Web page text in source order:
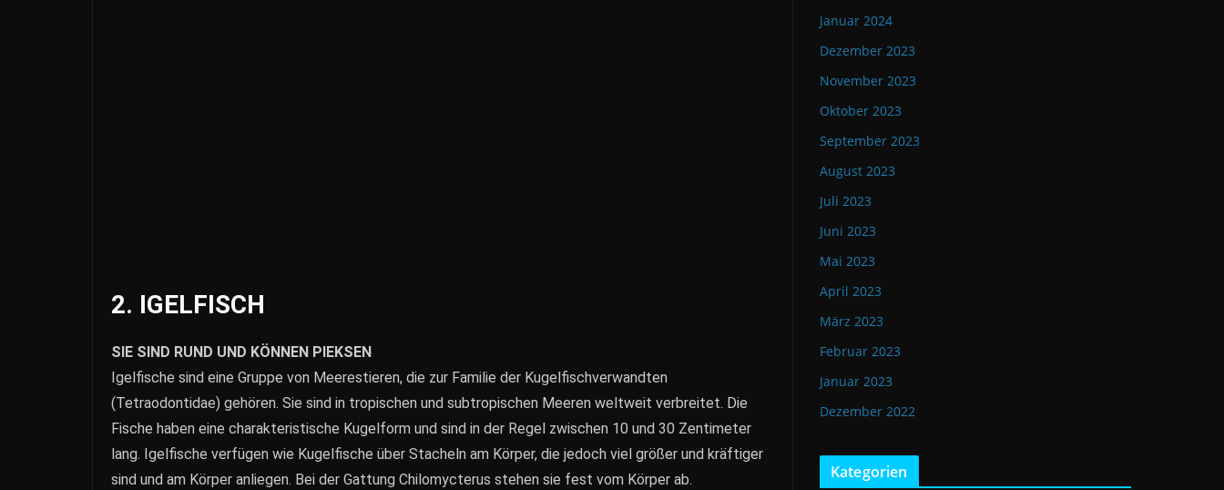
2. IGELFISCH
SIE SIND RUND UND KÖNNEN PIEKSEN
Igelfische sind eine Gruppe von Meerestieren, die zur Familie der Kugelfischverwandten
(Tetraodontidae) gehören. Sie sind in tropischen und subtropischen Meeren weltweit verbreitet. Die
Fische haben eine charakteristische Kugelform und sind in der Regel zwischen 10 und 30 Zentimeter
lang. Igelfische verfügen wie Kugelfische über Stacheln am Körper, die jedoch viel größer und kräftiger
sind und am Körper anliegen. Bei der Gattung Chilomycterus stehen sie fest vom Körper ab.
Januar 2024
Dezember 2023
November 2023
Oktober 2023
September 2023
August 2023
Juli 2023
Juni 2023
Mai 2023
April 2023
März 2023
Februar 2023
Januar 2023
Dezember 2022
Kategorien